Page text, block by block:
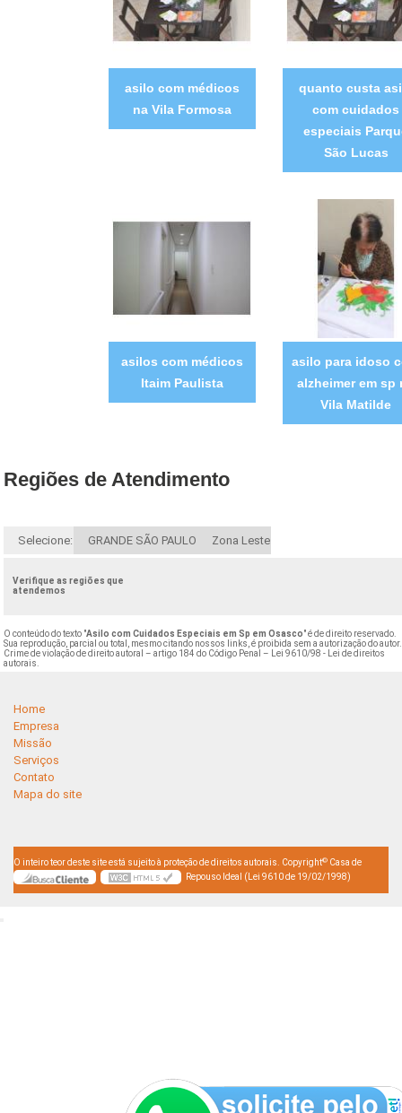
asilo com médicos
na Vila Formosa
quanto custa
com cuidados
especiais
São Lucas
asilos com médicos
Itaim Paulista
asilo para idoso
alzheimer em sp
Vila Matilde
Regiões de Atendimento
Selecione: GRANDE SÃO PAULO Zona Leste
Verifique as regiões que
atendemos
O conteúdo do texto "Asilo com Cuidados Especiais em Sp em Osasco" é de direito reservado.
Sua reprodução, parcial ou total, mesmo citando nossos links, é proibida sem a autorização do autor.
Crime de violação de direito autoral – artigo 184 do Código Penal –
Lei 9610/98 - Lei de direitos
autorais
Home
Empresa
Missão
Serviços
Contato
Mapa do site
O inteiro teor deste site está sujeito à proteção de direitos autorais. Copyright© Casa de
Repouso Ideal (Lei 9610 de 19/02/1998)